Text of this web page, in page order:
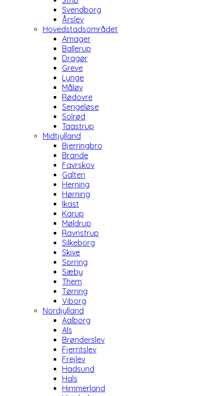
Svendborg
Årslev
Hovedstadsområdet
Amager
Ballerup
Dragør
Greve
Lynge
Måløv
Rødovre
Sengeløse
Solrød
Taastrup
Midtjylland
Bjerringbro
Brande
Favrskov
Galten
Herning
Hørning
Ikast
Karup
Møldrup
Ravnstrup
Silkeborg
Skive
Sorring
Sæby
Them
Tørring
Viborg
Nordjylland
Aalborg
Als
Brønderslev
Fjerritslev
Frejlev
Hadsund
Hals
Himmerland